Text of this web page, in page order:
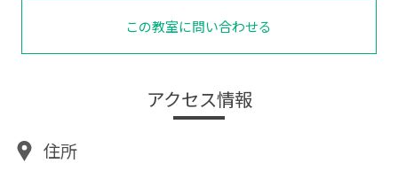
この教室に問い合わせる
アクセス情報
住所